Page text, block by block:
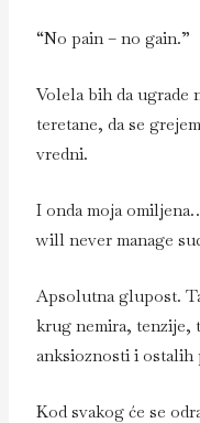
“No pain – no gain.”
Volela bih da ugrade
teretane, da se
vredni.
I onda moja
will never manage
Apsolutna glupost.
krug nemira, tenzije,
anksioznosti i ostalih
Kod svakog će se